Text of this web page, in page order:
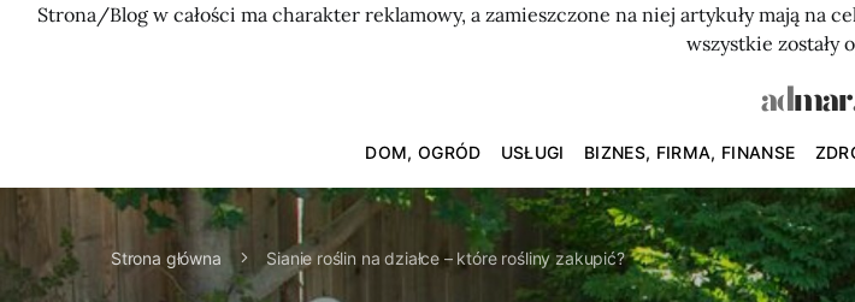
Strona/Blog w całości ma charakter reklamowy, a zamieszczone na niej artykuły mają
wszystkie zostały
DOM, OGRÓD USŁUGI BIZNES, FIRMA, FINANSE
Strona główna Sianie roślin na działce – które rośliny zakupić?